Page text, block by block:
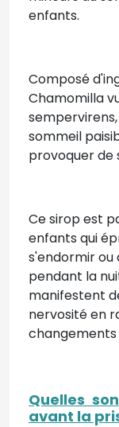
enfants.
Composé
Chamomilla
sommeil
provoquer de
Ce sirop est
enfants qui
s'endormir ou
pendant la
manifestent
nervosité en
changements
Quelles
avant la